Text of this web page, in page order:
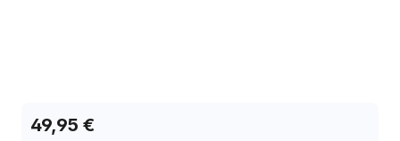
49,95 €